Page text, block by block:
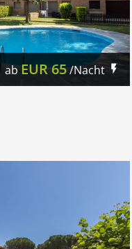
abEUR65/Nacht